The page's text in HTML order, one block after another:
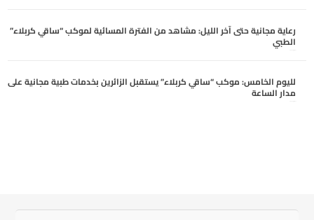
رعاية مجانية حتى آخر الليل: مشاهد من الفترة المسائية لموكب “ساقي كربلاء”
الطبي
لليوم الخامس: موكب “ساقي كربلاء” يستقبل الزائرين بخدمات طبية مجانية على
مدار الساعة